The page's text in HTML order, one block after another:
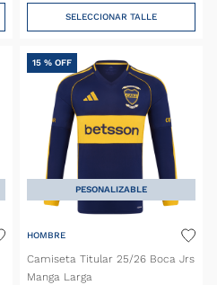
SELECCIONAR TALLE
PESONALIZABLE
15 % OFF
HOMBRE
Camiseta Titular 25/26 Boca Jrs
Manga Larga